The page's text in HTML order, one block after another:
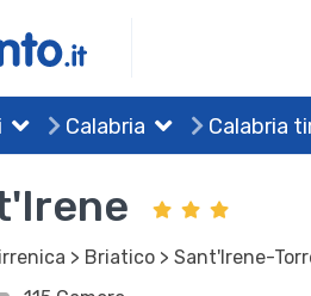
Calabria Calabria
> Briatico > Sant'Irene-